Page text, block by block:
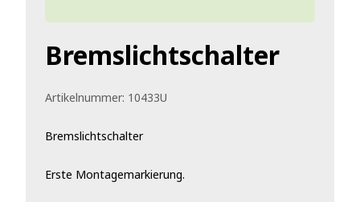
Bremslichtschalter
Artikelnummer: 10433U
Bremslichtschalter
Erste Montagemarkierung.